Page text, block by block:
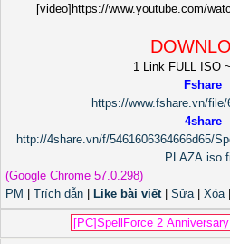
[video]https://www.youtube.com/
1 Link FULL ISO
Fshare
https://www.fshare.vn/
4share
http://4share.vn/f/5461606364666d65/
(Google Chrome 57.0.298)
PM | Trích dẫn | Like bài viết | Sửa | Xóa |